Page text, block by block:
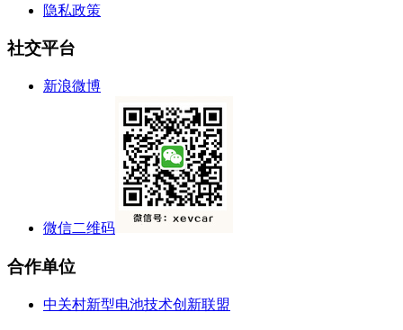
隐私政策
社交平台
新浪微博
微信二维码
合作单位
中关村新型电池技术创新联盟